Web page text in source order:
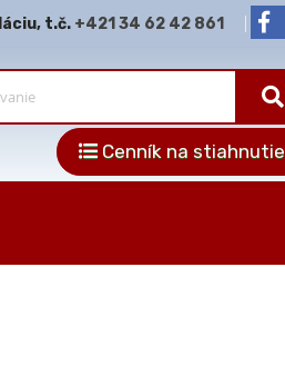
t.č. +421 34 62 42 861
Cenník na stiahnutie